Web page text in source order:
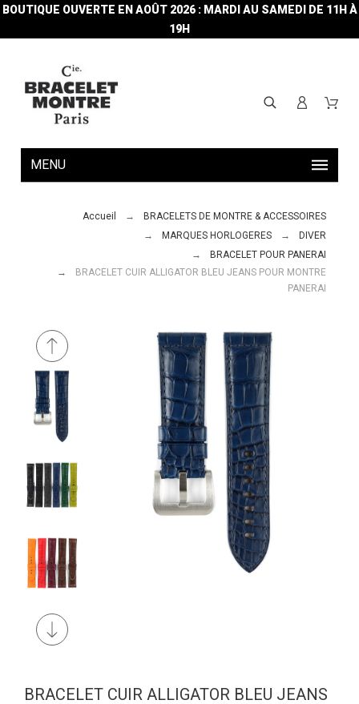
BOUTIQUE OUVERTE EN AOÛT 2026 : MARDI AU SAMEDI DE 11H À
19H
MENU
Accueil
BRACELETS DE MONTRE & ACCESSOIRES
MARQUES HORLOGERES
DIVER
BRACELET POUR PANERAI
BRACELET CUIR ALLIGATOR BLEU JEANS POUR MONTRE
PANERAI
BRACELET CUIR ALLIGATOR BLEU JEANS